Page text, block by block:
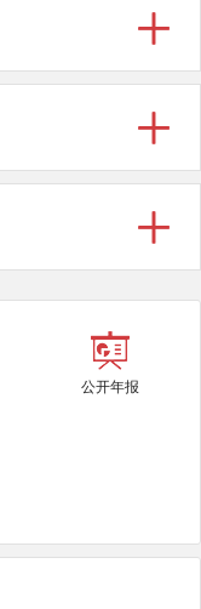
公开年报